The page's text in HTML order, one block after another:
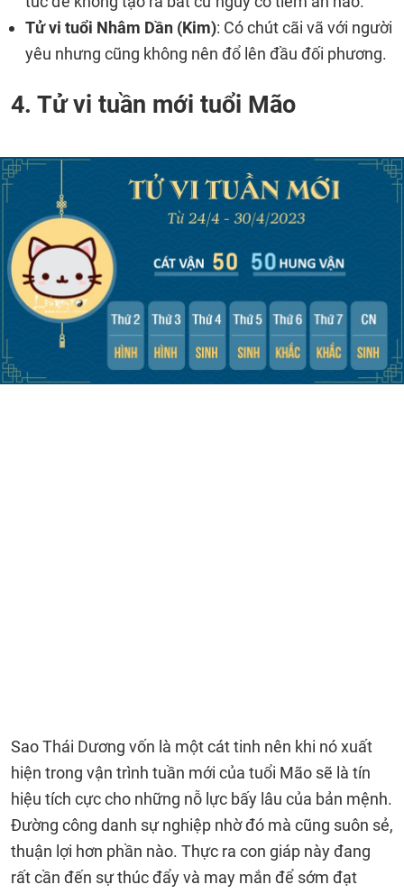
Tử vi tuổi Nhâm Dần (Kim): Có chút cãi vã với người
yêu nhưng cũng không nên đổ lên đầu đối phương.
4. Tử vi tuần mới tuổi Mão
Sao Thái Dương vốn là một cát tinh nên khi nó xuất
hiện trong vận trình tuần mới của tuổi Mão sẽ là tín
hiệu tích cực cho những nỗ lực bấy lâu của bản mệnh.
Đường công danh sự nghiệp nhờ đó mà cũng suôn sẻ,
thuận lợi hơn phần nào. Thực ra con giáp này đang
rất cần đến sự thúc đẩy và may mắn để sớm đạt